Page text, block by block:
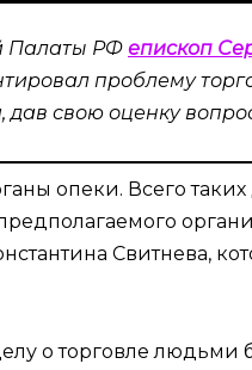
Палаты РФ епископ
проблему
дав свою оценку
опеки. Всего
Свитнева,
о торговле